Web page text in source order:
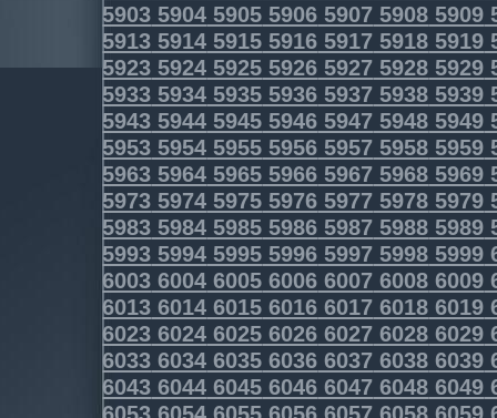
5903 5904 5905 5906 5907 5908 5909
5913 5914 5915 5916 5917 5918 5919
5923 5924 5925 5926 5927 5928 5929
5933 5934 5935 5936 5937 5938 5939
5943 5944 5945 5946 5947 5948 5949
5953 5954 5955 5956 5957 5958 5959
5963 5964 5965 5966 5967 5968 5969
5973 5974 5975 5976 5977 5978 5979
5983 5984 5985 5986 5987 5988 5989
5993 5994 5995 5996 5997 5998 5999
6003 6004 6005 6006 6007 6008 6009
6013 6014 6015 6016 6017 6018 6019
6023 6024 6025 6026 6027 6028 6029
6033 6034 6035 6036 6037 6038 6039
6043 6044 6045 6046 6047 6048 6049